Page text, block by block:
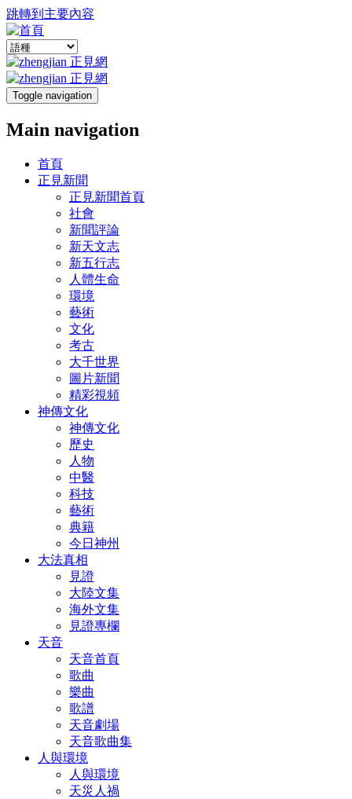
跳轉到主要內容
Toggle navigation
Main navigation
首頁
正見新聞
正見新聞首頁
社會
新聞評論
新天文志
新五行志
人體生命
環境
藝術
文化
考古
大千世界
圖片新聞
精彩視頻
神傳文化
神傳文化
歷史
人物
中醫
科技
藝術
典籍
今日神州
大法真相
見證
大陸文集
海外文集
見證專欄
天音
天音首頁
歌曲
樂曲
歌譜
天音劇場
天音歌曲集
人與環境
人與環境
天災人禍